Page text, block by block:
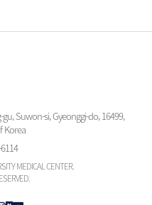
Suwon-si, Gyeonggi-do, 16499,
Korea
MEDICAL CENTER.